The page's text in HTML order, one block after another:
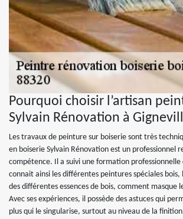
Pourquoi choisir l’artisan
Sylvain Rénovation à
Les travaux de peinture sur boiserie sont très
en boiserie Sylvain Rénovation est un professionnel
compétence. Il a suivi une formation professionnelle
connait ainsi les différentes peintures spéciales
des différentes essences de bois, comment masque
Avec ses expériences, il possède des astuces qui
plus qui le singularise, surtout au niveau de la